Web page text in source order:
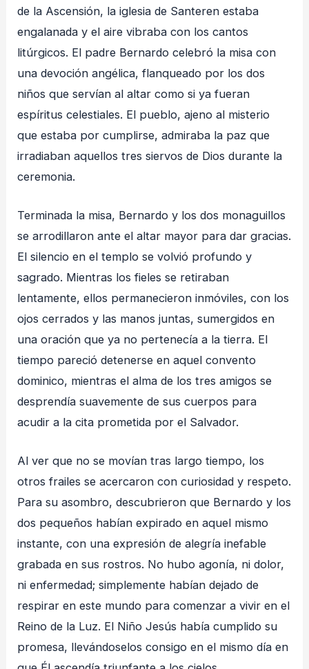
de la Ascensión, la iglesia de Santeren estaba
engalanada y el aire vibraba con los cantos
litúrgicos. El padre Bernardo celebró la misa con
una devoción angélica, flanqueado por los dos
niños que servían al altar como si ya fueran
espíritus celestiales. El pueblo, ajeno al misterio
que estaba por cumplirse, admiraba la paz que
irradiaban aquellos tres siervos de Dios durante la
ceremonia.
Terminada la misa, Bernardo y los dos monaguillos
se arrodillaron ante el altar mayor para dar gracias.
El silencio en el templo se volvió profundo y
sagrado. Mientras los fieles se retiraban
lentamente, ellos permanecieron inmóviles, con los
ojos cerrados y las manos juntas, sumergidos en
una oración que ya no pertenecía a la tierra. El
tiempo pareció detenerse en aquel convento
dominico, mientras el alma de los tres amigos se
desprendía suavemente de sus cuerpos para
acudir a la cita prometida por el Salvador.
Al ver que no se movían tras largo tiempo, los
otros frailes se acercaron con curiosidad y respeto.
Para su asombro, descubrieron que Bernardo y los
dos pequeños habían expirado en aquel mismo
instante, con una expresión de alegría inefable
grabada en sus rostros. No hubo agonía, ni dolor,
ni enfermedad; simplemente habían dejado de
respirar en este mundo para comenzar a vivir en el
Reino de la Luz. El Niño Jesús había cumplido su
promesa, llevándoselos consigo en el mismo día en